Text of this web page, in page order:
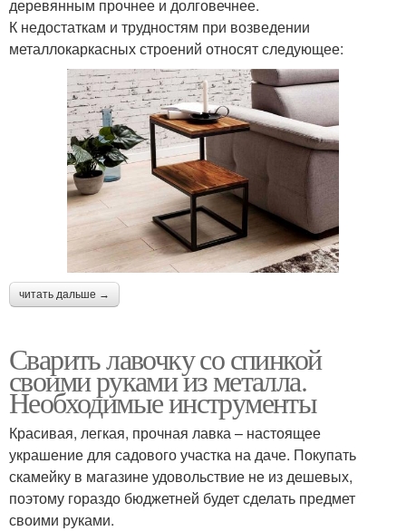
деревянным прочнее и долговечнее.
К недостаткам и трудностям при возведении
металлокаркасных строений относят следующее:
читать дальше →
Сварить лавочку со спинкой
своими руками из металла.
Необходимые инструменты
Красивая, легкая, прочная лавка – настоящее
украшение для садового участка на даче. Покупать
скамейку в магазине удовольствие не из дешевых,
поэтому гораздо бюджетней будет сделать предмет
своими руками.